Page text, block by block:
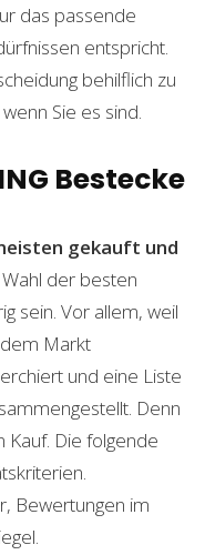
das passende
entspricht.
behilflich zu
Sie es sind.
Bestecke
gekauft und
der besten
sein. Vor allem, weil
Markt
und eine Liste
Denn
Kauf. Die folgende
Bewertungen im